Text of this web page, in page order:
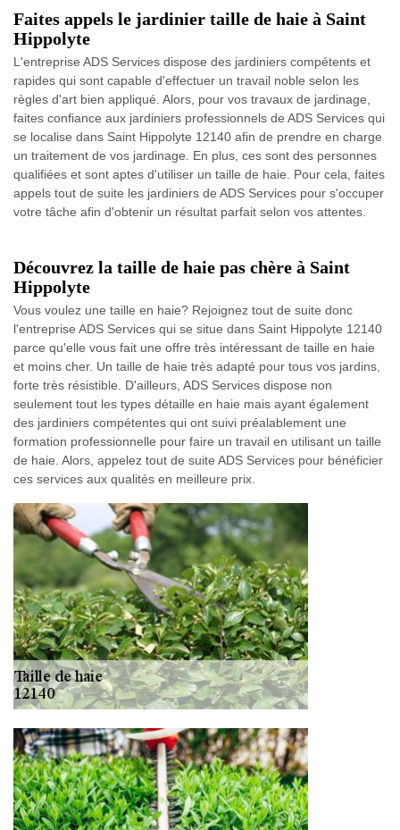
Faites appels le jardinier taille de haie à Saint
Hippolyte
L'entreprise ADS Services dispose des jardiniers compétents et
rapides qui sont capable d'effectuer un travail noble selon les
règles d'art bien appliqué. Alors, pour vos travaux de jardinage,
faites confiance aux jardiniers professionnels de ADS Services qui
se localise dans Saint Hippolyte 12140 afin de prendre en charge
un traitement de vos jardinage. En plus, ces sont des personnes
qualifiées et sont aptes d'utiliser un taille de haie. Pour cela, faites
appels tout de suite les jardiniers de ADS Services pour s'occuper
votre tâche afin d'obtenir un résultat parfait selon vos attentes.
Découvrez la taille de haie pas chère à Saint
Hippolyte
Vous voulez une taille en haie? Rejoignez tout de suite donc
l'entreprise ADS Services qui se situe dans Saint Hippolyte 12140
parce qu'elle vous fait une offre très intéressant de taille en haie
et moins cher. Un taille de haie très adapté pour tous vos jardins,
forte très résistible. D'ailleurs, ADS Services dispose non
seulement tout les types détaille en haie mais ayant également
des jardiniers compétentes qui ont suivi préalablement une
formation professionnelle pour faire un travail en utilisant un taille
de haie. Alors, appelez tout de suite ADS Services pour bénéficier
ces services aux qualités en meilleure prix.